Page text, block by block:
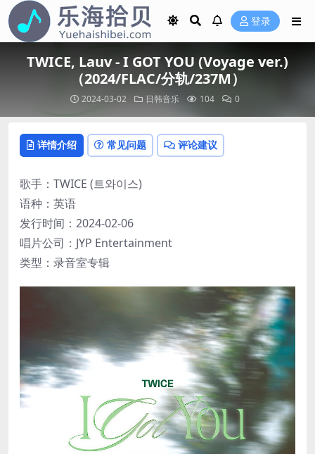
登录
TWICE, Lauv - I GOT YOU (Voyage ver.)
（2024/FLAC/分轨/237M）
2024-03-02 日韩音乐 104 0
详情介绍 常见问题 评论建议
歌手：TWICE (트와이스)
语种：英语
发行时间：2024-02-06
唱片公司：JYP Entertainment
类型：录音室专辑